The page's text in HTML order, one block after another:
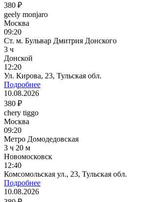
380 ₽
geely monjaro
Москва
09:20
Ст. м. Бульвар Дмитрия Донского
3 ч
Донской
12:20
Ул. Кирова, 23, Тульская обл.
Подробнее
10.08.2026
380 ₽
chery tiggo
Москва
09:20
Метро Домодедовская
3 ч 20 м
Новомосковск
12:40
Комсомольская ул., 23, Тульская обл.
Подробнее
10.08.2026